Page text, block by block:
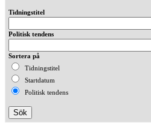
Tidningstitel
Politisk tendens
Sortera på
Tidningstitel
Startdatum
Politisk tendens